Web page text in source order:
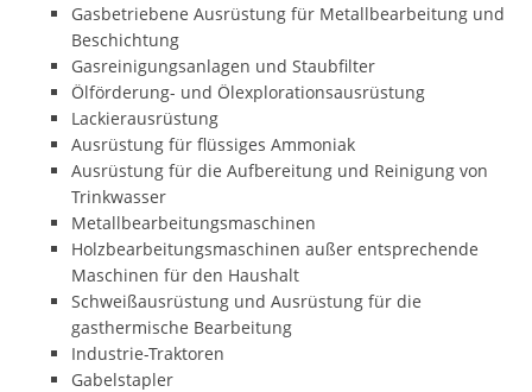
Gasbetriebene Ausrüstung für Metallbearbeitung und
Beschichtung
Gasreinigungsanlagen und Staubfilter
Ölförderung- und Ölexplorationsausrüstung
Lackierausrüstung
Ausrüstung für flüssiges Ammoniak
Ausrüstung für die Aufbereitung und Reinigung von
Trinkwasser
Metallbearbeitungsmaschinen
Holzbearbeitungsmaschinen außer entsprechende
Maschinen für den Haushalt
Schweißausrüstung und Ausrüstung für die
gasthermische Bearbeitung
Industrie-Traktoren
Gabelstapler